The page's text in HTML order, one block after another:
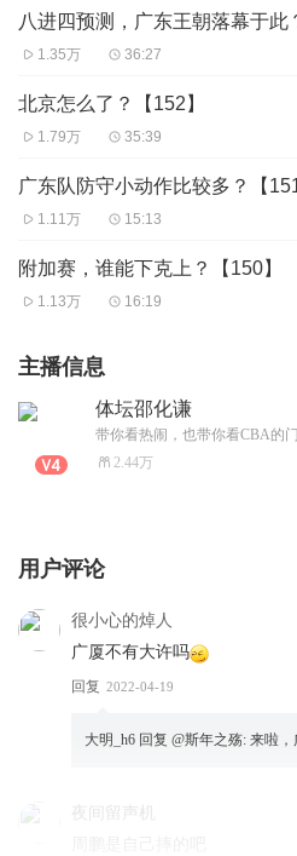
八进四预测，广东王朝落幕于此
1.35万 36:27
北京怎么了？【152】
1.79万 35:39
广东队防守小动作比较多？【151
1.11万 15:13
附加赛，谁能下克上？【150】
1.13万 16:19
主播信息
体坛邵化谦
带你看热闹，也带你看CBA的门
2.44万
用户评论
很小心的焯人
广厦不有大许吗
回复 2022-04-19
大明_h6 回复 @斯年之殇: 来啦，
夜间留声机